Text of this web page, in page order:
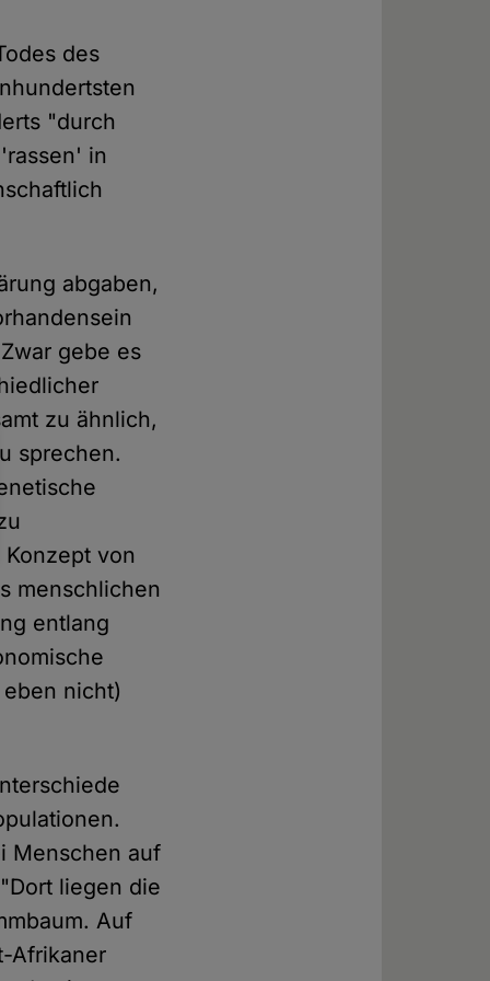
des
"durch
in
abgaben,
gebe es
zu ähnlich,
sprechen.
von
menschlichen
entlang
nicht)
Menschen auf
liegen die
Auf
Afrikaner